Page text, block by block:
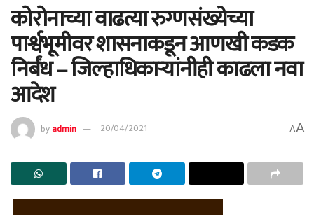
कोरोनाच्या वाढत्या रुग्णसंख्येच्या
पार्श्वभूमीवर शासनाकडून आणखी कडक
निर्बंध – जिल्हाधिकाऱ्यांनीही काढला नवा
आदेश
byadmin 20/04/2021 AA